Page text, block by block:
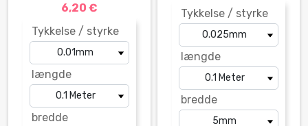
6,20 €
Tykkelse / styrke
længde
bredde
Tykkelse / styrke
længde
bredde